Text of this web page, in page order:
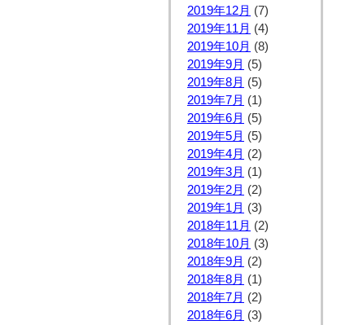
2019年12月 (7)
2019年11月 (4)
2019年10月 (8)
2019年9月 (5)
2019年8月 (5)
2019年7月 (1)
2019年6月 (5)
2019年5月 (5)
2019年4月 (2)
2019年3月 (1)
2019年2月 (2)
2019年1月 (3)
2018年11月 (2)
2018年10月 (3)
2018年9月 (2)
2018年8月 (1)
2018年7月 (2)
2018年6月 (3)